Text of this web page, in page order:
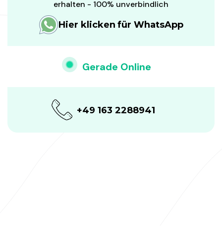
erhalten - 100% unverbindlich
Hier klicken für WhatsApp
Gerade Online
+49 163 2288941